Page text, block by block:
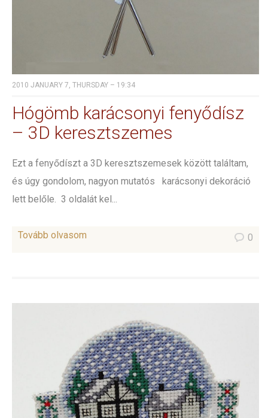
2010 JANUARY 7, THURSDAY – 19:34
Hógömb karácsonyi fenyődísz
– 3D keresztszemes
Ezt a fenyődíszt a 3D keresztszemesek között találtam,
és úgy gondolom, nagyon mutatós karácsonyi dekoráció
lett belőle. 3 oldalát kel...
Tovább olvasom 0